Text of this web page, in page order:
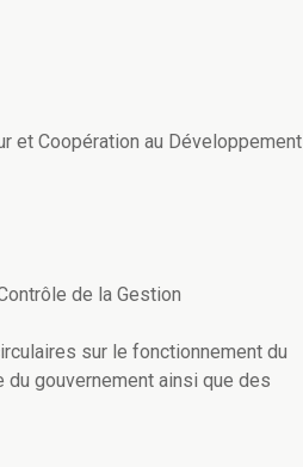
et Coopération au Développement
de la Gestion
sur le fonctionnement du
gouvernement ainsi que des